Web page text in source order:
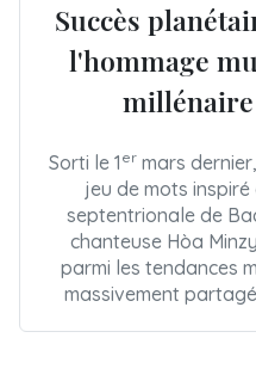
Succès
l'hommage
millénaire
Sorti le 1 ermars
jeu de mots
septentrionale de
chanteuse Hòa
parmi les tendances
massivement